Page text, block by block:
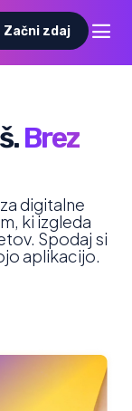
Začni zdaj dehaze
Brez
digitalne
ki izgleda
Spodaj si
aplikacijo.